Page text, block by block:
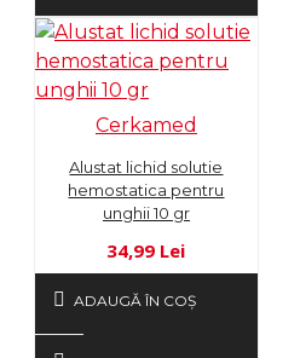
Cerkamed
Alustat lichid solutie
hemostatica pentru
unghii 10 gr
34,99 Lei
ADAUGĂ ÎN COŞ